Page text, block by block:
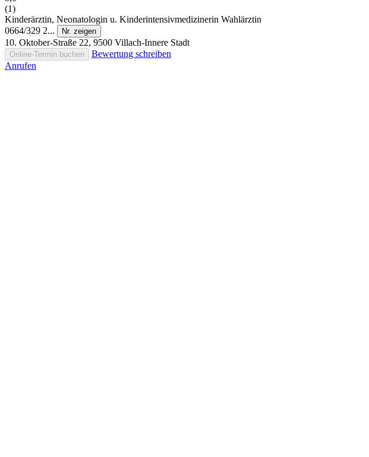
(1)
Kinderärztin, Neonatologin u. Kinderintensivmedizinerin Wahlärztin
0664/329 2...
Nr. zeigen
10. Oktober-Straße 22, 9500 Villach-Innere Stadt
Online-Termin buchen
Bewertung schreiben
Anrufen